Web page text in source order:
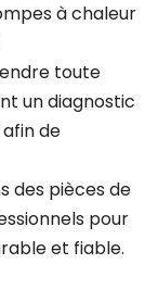
à chaleur
toute
un diagnostic
de
des pièces de
pour
et fiable.